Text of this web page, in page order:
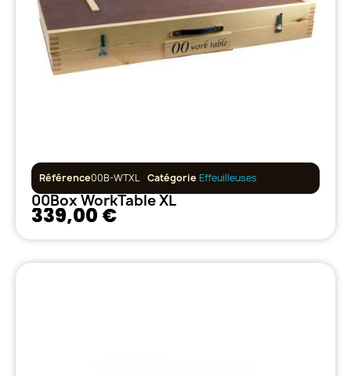
Référence00B-WTXL Catégorie Effeuilleuses
00Box WorkTable XL
339,00 €